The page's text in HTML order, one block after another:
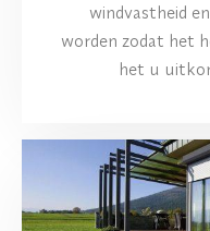
windvastheid
worden zodat het
het u